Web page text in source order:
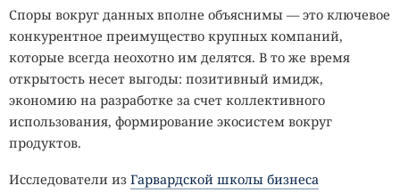
Споры вокруг данных вполне объяснимы — это ключевое
конкурентное преимущество крупных компаний,
которые всегда неохотно им делятся. В то же время
открытость несет выгоды: позитивный имидж,
экономию на разработке за счет коллективного
использования, формирование экосистем вокруг
продуктов.
Исследователи из Гарвардской школы бизнеса